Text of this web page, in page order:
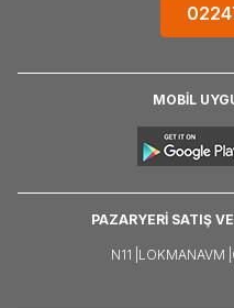
MOBİL
PAZARYERİ SATIŞ
N11 | LOKMANAVM |